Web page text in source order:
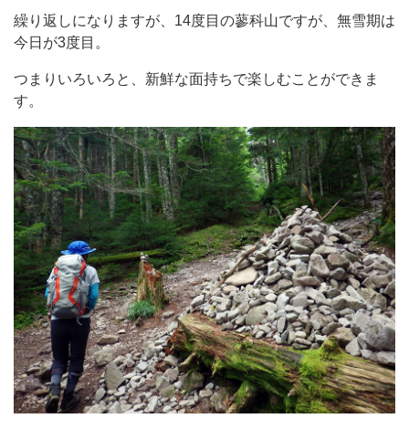
繰り返しになりますが、14度目の蓼科山ですが、無雪期は
今日が3度目。
つまりいろいろと、新鮮な面持ちで楽しむことができま
す。